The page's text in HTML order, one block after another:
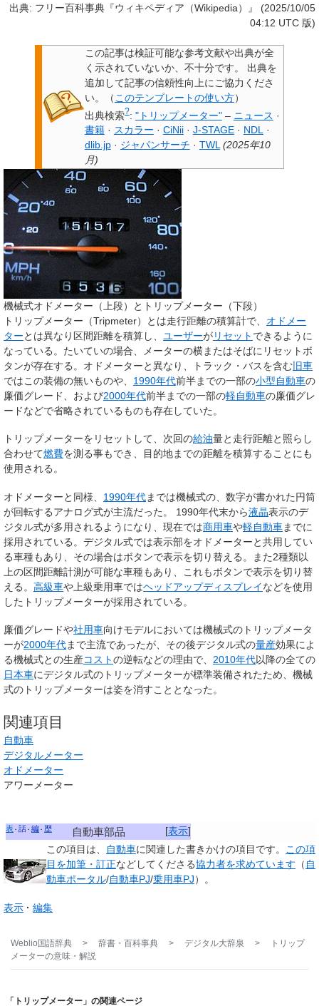
出典: フリー百科事典『ウィキペディア（Wikipedia）』 (2025/10/05
04:12 UTC 版)
この記事は検証可能な参考文献や出典が全
く示されていないか、不十分です。
出典を
追加して記事の信頼性向上にご協力くださ
い。
（ このテンプレートの使い方）
出典検索?: "トリップメーター"– ニュース ·
書籍 · スカラー · CiNii · J-STAGE · NDL ·
dlib.jp · ジャパンサーチ · TWL (2025年10
月)
機械式オドメーター（上段）とトリップメーター（下段）
トリップメーター （Tripmeter）とは走行距離の積算計で、 オドメー
ターとは異なり区間距離を積算し、 ユーザーがリセット できるように
なっている。たいていの場合、メーターの横またはそばにリセットボ
タンが存在する。オドメーターと異なり、トラック・バスを含む旧車
ではこの装備の無いものや、 1990年代前半までの一部の小型自動車の
廉価グレード、および2000年代前半までの一部の軽自動車の廉価グレ
ードなどで省略されているものも存在していた。
トリップメーターをリセットして、次回の給油量と走行距離と照らし
合わせて燃費を測る事もでき、目的地までの距離を積算することにも
使用される。
オドメーターと同様、 1990年代までは機械式の、数字が書かれた円筒
が回転するアナログ式が主流だった。 1990年代末から液晶表示のデ
ジタル式が多用されるようになり、現在では商用車や軽自動車までに
採用されている。デジタル式では表示部をオドメーターと共用してい
る車種もあり、その場合はボタンで表示を切り替える。また2種類以
上の区間距離計測が可能な車種もあり、これもボタンで表示を切り替
える。 高級車や上級乗用車ではヘッドアップディスプレイなどを使用
したトリップメーターが採用されている。
廉価グレードや社用車向けモデルにおいては機械式のトリップメータ
ーが2000年代まで主流であったが、その後デジタル式の量産効果によ
る機械式との生産コストの逆転などの理由で、 2010年代以降の全ての
日本車にデジタル式のトリップメーターが標準装備されたため、機械
式のトリップメーターは姿を消すこととなった。
関連項目
自動車
デジタルメーター
オドメーター
アワーメーター
[表示]
表 話 編 歴 自動車部品
この項目は、 自動車に関連した書きかけの項目 です。
この項
目を加筆・訂正などしてくださる協力者を求めています （ 自
動車ポータル/自動車PJ/乗用車PJ）。
表示 編集
Weblio国語辞典 > 辞書・百科事典 > デジタル大辞泉 >
トリップ
メーターの意味・解説
「トリップメーター」の関連ページ